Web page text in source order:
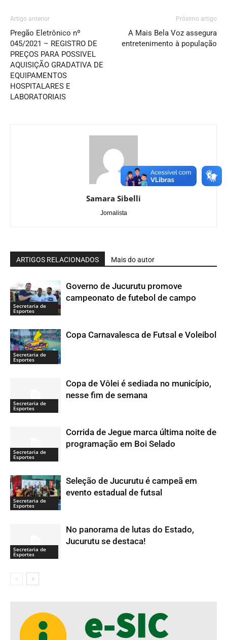
Artigo anterior
Pregão Eletrônico nº
045/2021 – REGISTRO DE
PREÇOS PARA POSSIVEL
AQUISIÇÃO GRADATIVA DE
EQUIPAMENTOS
HOSPITALARES E
LABORATORIAIS
Próximo artigo
A Mais Bela Voz assegura
entretenimento à população
Samara Sibelli
Jornalista
ARTIGOS RELACIONADOS Mais do autor
Secretaria de
Esportes
Governo de Jucurutu promove
campeonato de futebol de campo
Secretaria de
Esportes
Copa Carnavalesca de Futsal e Voleibol
Secretaria de
Esportes
Copa de Vôlei é sediada no município,
nesse fim de semana
Secretaria de
Esportes
Corrida de Jegue marca última noite de
programação em Boi Selado
Secretaria de
Esportes
Seleção de Jucurutu é campeã em
evento estadual de futsal
Secretaria de
Esportes
No panorama de lutas do Estado,
Jucurutu se destaca!